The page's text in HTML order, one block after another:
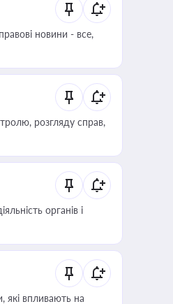
новини - все,
розгляду справ,
органів і
які впливають на